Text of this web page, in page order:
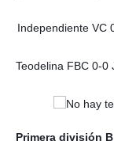
Independiente VC
Teodelina FBC 0-0
Primera división B